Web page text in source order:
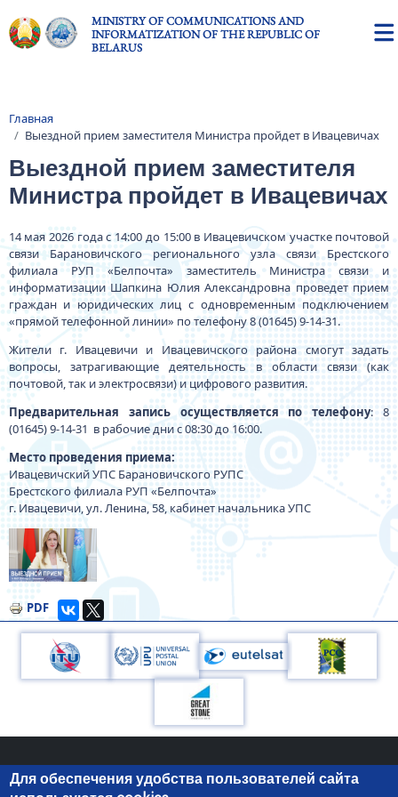
220050, г.Минск, пр-т Независимости, 10
MINISTRY OF COMMUNICATIONS AND
INFORMATIZATION OF THE REPUBLIC OF
BELARUS
Breadcrumb
Главная
Выездной прием заместителя Министра пройдет в Ивацевичах
Выездной прием заместителя
Министра пройдет в Ивацевичах
14 мая 2026 года с 14:00 до 15:00 в Ивацевичском участке почтовой
связи Барановичского регионального узла связи Брестского
филиала РУП «Белпочта» заместитель Министра связи и
информатизации Шапкина Юлия Александровна проведет прием
граждан и юридических лиц с одновременным подключением
«прямой телефонной линии» по телефону 8 (01645) 9-14-31.
Жители г. Ивацевичи и Ивацевичского района смогут задать
вопросы, затрагивающие деятельность в области связи (как
почтовой, так и электросвязи) и цифрового развития.
Предварительная запись осуществляется по телефону: 8
(01645) 9-14-31 в рабочие дни с 08:30 до 16:00.
Место проведения приема:
Ивацевичский УПС Барановичского РУПС
Брестского филиала РУП «Белпочта»
г. Ивацевичи, ул. Ленина, 58, кабинет начальника УПС
Изображение
PDF
Для обеспечения удобства пользователей сайта